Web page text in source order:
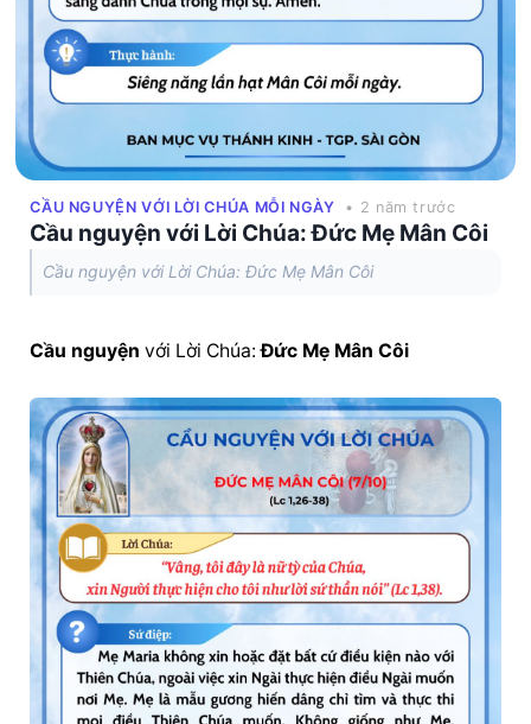
CẦU NGUYỆN VỚI LỜI CHÚA MỖI NGÀY • 2 năm trước
Cầu nguyện với Lời Chúa: Đức Mẹ Mân Côi
Cầu nguyện với Lời Chúa: Đức Mẹ Mân Côi
Cầu nguyện với Lời Chúa: Đức Mẹ Mân Côi